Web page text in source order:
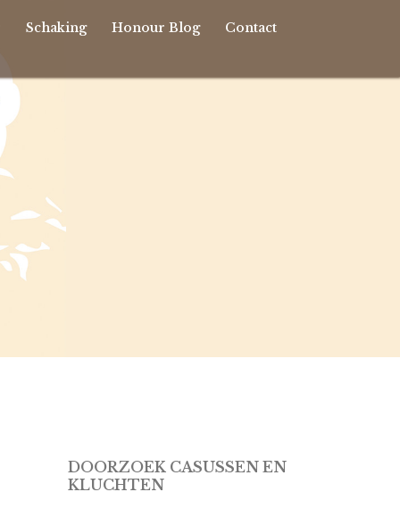
Schaking Honour Blog Contact
DOORZOEK CASUSSEN EN
KLUCHTEN